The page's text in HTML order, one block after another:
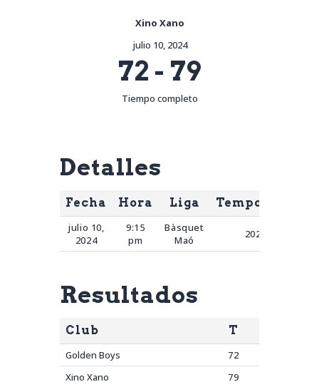
Xino Xano
julio 10, 2024
72 - 79
Tiempo completo
Detalles
Fecha Hora Liga Temporada
julio 10,
2024
9:15
pm
Bàsquet
Maó
2024
Resultados
Club T
Golden Boys
72
Xino Xano
79